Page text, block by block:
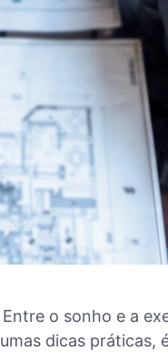
o sonho e a
dicas práticas,